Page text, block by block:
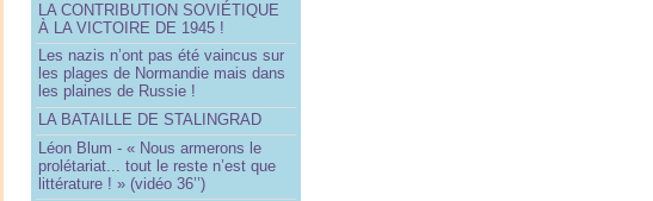
LA CONTRIBUTION SOVIÉTIQUE
À LA VICTOIRE DE 1945 !
Les nazis n’ont pas été vaincus sur
les plages de Normandie mais dans
les plaines de Russie !
LA BATAILLE DE STALINGRAD
Léon Blum - « Nous armerons le
prolétariat... tout le reste n’est que
littérature ! » (vidéo 36’’)